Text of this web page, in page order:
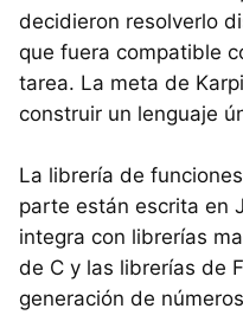
decidieron resolverlo
que fuera compatible
tarea. La meta de
construir un lenguaje
La librería de
parte están escrita en
integra con librerías
de C y las librerías de
generación de